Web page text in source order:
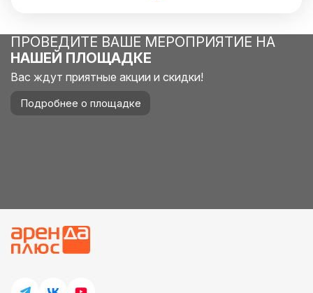
ПРОВЕДИТЕ ВАШЕ МЕРОПРИЯТИЕ НА
НАШЕЙ ПЛОЩАДКЕ
Вас ждут приятные акции и скидки!
Подробнее о площадке